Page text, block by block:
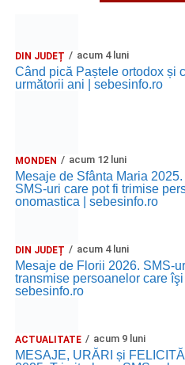
DIN JUDEȚ acum 4 luni
Când pică Paștele ortodox și
următorii ani | sebesinfo.ro
MONDEN acum 12 luni
Mesaje de Sfânta Maria
SMS-uri care pot fi trimise
onomastica | sebesinfo.ro
DIN JUDEȚ acum 4 luni
Mesaje de Florii 2026. SMS-
transmise persoanelor care îşi
sebesinfo.ro
ACTUALITATE acum 9 luni
MESAJE, URĂRI și